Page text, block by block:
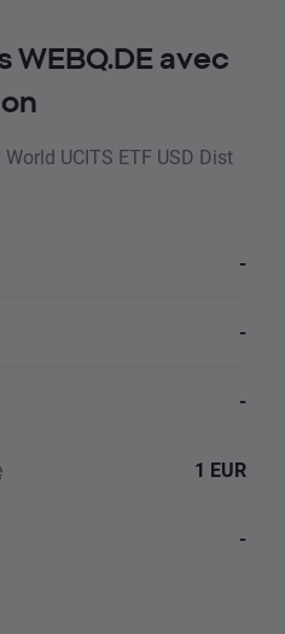
WEBQ.DE avec
UCITS ETF USD Dist
-
-
-
1 EUR
-